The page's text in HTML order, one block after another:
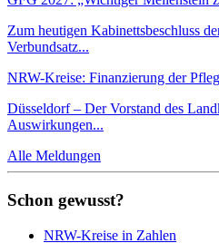
Zum heutigen Kabinettsbeschluss
Verbundsatz...
NRW-Kreise: Finanzierung der
Düsseldorf – Der Vorstand des
Auswirkungen...
Alle Meldungen
Schon gewusst?
NRW-Kreise in Zahlen